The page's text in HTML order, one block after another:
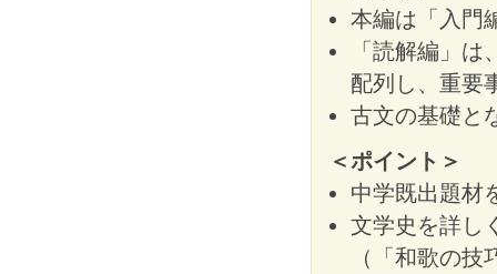
本編は「入門
「読解編」
配列し、重要
古文の基礎と
＜ポイント＞
中学既出題材
文学史を詳し
（「和歌の技